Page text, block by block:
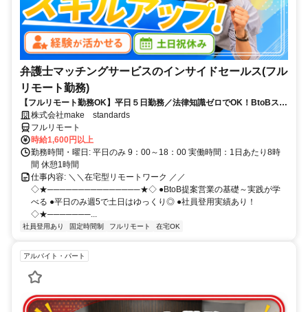
弁護士マッチングサービスのインサイドセールス(フル
リモート勤務)
【フルリモート勤務OK】平日５日勤務／法律知識ゼロでOK！BtoBスキ
ルが身につく営業職
株式会社make standards
フルリモート
時給1,600円以上
勤務時間・曜日: 平日のみ 9：00～18：00 実働時間：1日あたり8時
間 休憩1時間
仕事内容: ＼＼在宅型リモートワーク ／／
◇★───────────────★◇ ●BtoB提案営業の基礎～実践が学
べる ●平日のみ週5で土日はゆっくり◎ ●社員登用実績あり！
◇★───────...
社員登用あり 固定時間制 フルリモート 在宅OK
アルバイト・パート